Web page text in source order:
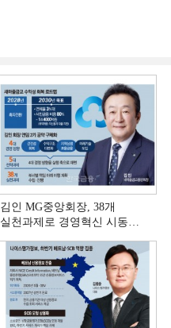
김인 MG중앙회장, 38개
실천과제로 경영혁신 시동